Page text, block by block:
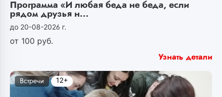
Программа «И любая беда не беда, если
рядом друзья н...
до 20-08-2026 г.
от 100 руб.
Узнать детали
Встречи 12+